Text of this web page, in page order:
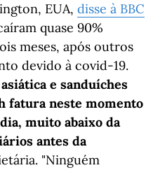
EUA, disse à BBC
quase 90%
meses, após outros
devido à covid-19.
e sanduíches
fatura neste momento
muito abaixo da
antes da
"Ninguém